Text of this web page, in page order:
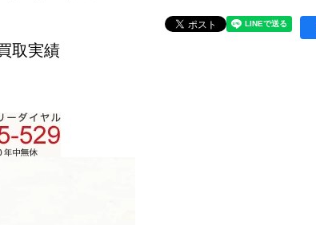
取実績